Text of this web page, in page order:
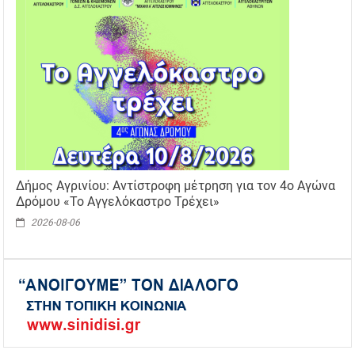
Δήμος Αγρινίου: Αντίστροφη μέτρηση για τον 4ο Αγώνα
Δρόμου «Το Αγγελόκαστρο Τρέχει»
2026-08-06